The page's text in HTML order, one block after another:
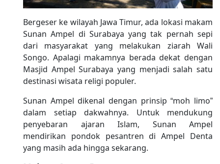
Bergeser ke wilayah Jawa Timur, ada lokasi makam
Sunan Ampel di Surabaya yang tak pernah sepi
dari masyarakat yang melakukan ziarah Wali
Songo. Apalagi makamnya berada dekat dengan
Masjid Ampel Surabaya yang menjadi salah satu
destinasi wisata religi populer.
Sunan Ampel dikenal dengan prinsip “moh limo”
dalam setiap dakwahnya. Untuk mendukung
penyebaran ajaran Islam, Sunan Ampel
mendirikan pondok pesantren di Ampel Denta
yang masih ada hingga sekarang.